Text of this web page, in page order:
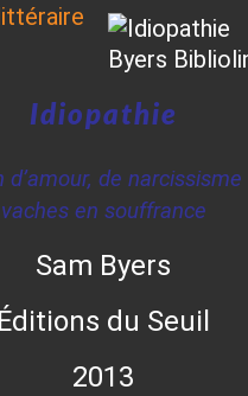
Idiopathie
d’amour, de
vaches en souffrance
Sam Byers
Éditions du Seuil
2013